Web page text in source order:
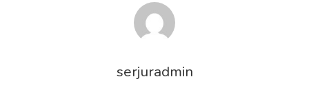
serjuradmin